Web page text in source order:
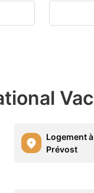
Logement
Prévost